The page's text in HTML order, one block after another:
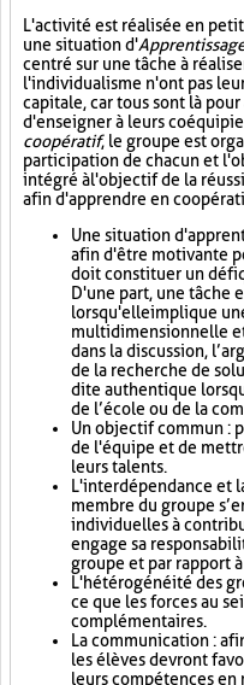
L'activité est réalisée en
une situation d'
centré sur une tâche à
l'individualisme n'ont pas
capitale, car tous sont là
d'enseigner à leurs
coopératif, le groupe est
participation de chacun et
intégré à l'objectif de la
afin d'apprendre en
Une situation
afin d'être motivante
doit constituer un défi
D'une part, une tâche
lorsqu'elle implique
multidimensionnelle
dans la discussion,
de la recherche de
dite authentique
de l’école ou de la
Un objectif commun :
de l'équipe et de
leurs talents.
L'interdépendance et
membre du groupe
individuelles à
engage sa
groupe et par rapport
L'hétérogénéité des
ce que les forces au
complémentaires.
La communication :
les élèves devront
leurs compétences en